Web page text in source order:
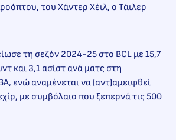
του Χάντερ Χέιλ, ο Τάιλερ
τη σεζόν 2024-25 στο BCL με 15,7
και 3,1 ασίστ ανά ματς στη
ενώ αναμένεται να (αντ)αμειφθεί
με συμβόλαιο που ξεπερνά τις 500